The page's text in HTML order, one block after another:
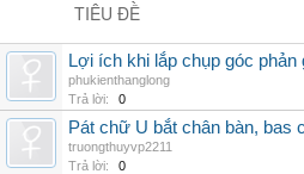
TIÊU ĐỀ
Lợi ích khi lắp chụp góc phản
phukienthanglong
Trả lời:
0
Pát chữ U bắt chân bàn, bas
truongthuyvp2211
Trả lời:
0